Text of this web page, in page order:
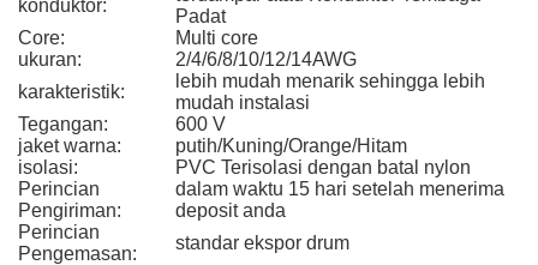
konduktor:
Padat
Core:
Multi core
ukuran:
2/4/6/8/10/12/14AWG
karakteristik:
lebih mudah menarik sehingga lebih
mudah instalasi
Tegangan:
600 V
jaket warna:
putih/Kuning/Orange/Hitam
isolasi:
PVC Terisolasi dengan batal nylon
Perincian
Pengiriman:
dalam waktu 15 hari setelah menerima
deposit anda
Perincian
Pengemasan:
standar ekspor drum